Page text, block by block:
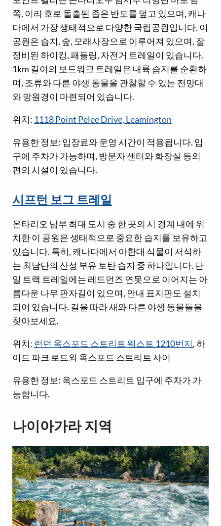
쪽, 이리 호로 돌출된 좁은 반도를 덮고 있으며, 캐나
다에서 가장 생태적으로 다양한 국립공원입니다. 이
공원은 습지, 숲, 모래사장으로 이루어져 있으며, 잘
정비된 하이킹, 패들링, 자전거 트레일이 있습니다.
1km 길이의 보드워크 트레일은 내륙 습지를 순환하
며, 조류와 다른 야생 동물을 관찰할 수 있는 전망대
와 망원경이 마련되어 있습니다.
위치: 1118 Point Pelee Drive, Leamington
유용한 정보: 입장료와 운영 시간이 적용됩니다. 입
구에 주차가 가능하며, 방문자 센터와 화장실 등의
편의 시설이 있습니다.
시프턴 보그 트레일
온타리오 남부 최대 도시 중 한 곳의 시 경계 내에 위
치한 이 공원은 생태적으로 중요한 습지를 보유하고
있습니다. 특히, 캐나다에서 아한대 식물이 서식하
는 최남단의 산성 부유 토탄 습지 중 하나입니다. 단
일 트랙 트레일에는 레드먼즈 연못으로 이어지는 아
름다운 나무 판자길이 있으며, 안내 표지판도 설치
되어 있습니다. 길을 따라 새와 다른 야생 동물들을
찾아보세요.
위치: 런던 옥스포드 스트리트 웨스트 1210번지, 하
이드 파크 로드와 옥스포드 스트리트 사이
유용한 정보: 옥스포드 스트리트 입구에 주차가 가
능합니다.
나이아가라 지역